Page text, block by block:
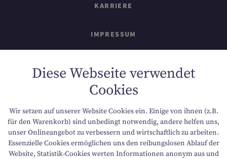
KARRIERE
IMPRESSUM
DATENSCHUTZ
NACHHALTIGKEIT
BARRIEREFREIHEIT
Diese Webseite verwendet
Cookies
Wir setzen auf unserer Website Cookies ein. Einige von ihnen (z.B.
für den Warenkorb) sind unbedingt notwendig, andere helfen uns,
unser Onlineangebot zu verbessern und wirtschaftlich zu arbeiten.
Essenzielle Cookies ermöglichen uns den reibungslosen Ablauf der
Website, Statistik-Cookies werten Informationen anonym aus und